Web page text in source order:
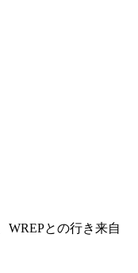
WREPとの行き来自